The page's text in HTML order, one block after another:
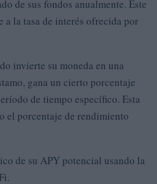
de sus fondos anualmente. Este
a la tasa de interés ofrecida por
invierte su moneda en una
gana un cierto porcentaje
de tiempo específico. Esta
el porcentaje de rendimiento
de su APY potencial usando la